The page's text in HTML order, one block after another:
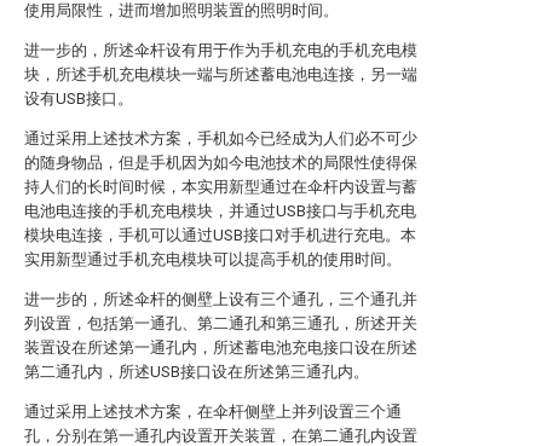
使用局限性，进而增加照明装置的照明时间。
进一步的，所述伞杆设有用于作为手机充电的手机充电模
块，所述手机充电模块一端与所述蓄电池电连接，另一端
设有USB接口。
通过采用上述技术方案，手机如今已经成为人们必不可少
的随身物品，但是手机因为如今电池技术的局限性使得保
持人们的长时间时候，本实用新型通过在伞杆内设置与蓄
电池电连接的手机充电模块，并通过USB接口与手机充电
模块电连接，手机可以通过USB接口对手机进行充电。本
实用新型通过手机充电模块可以提高手机的使用时间。
进一步的，所述伞杆的侧壁上设有三个通孔，三个通孔并
列设置，包括第一通孔、第二通孔和第三通孔，所述开关
装置设在所述第一通孔内，所述蓄电池充电接口设在所述
第二通孔内，所述USB接口设在所述第三通孔内。
通过采用上述技术方案，在伞杆侧壁上并列设置三个通
孔，分别在第一通孔内设置开关装置，在第二通孔内设置